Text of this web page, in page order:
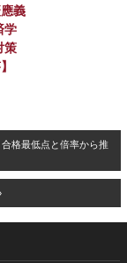
義
学
策
格最低点と倍率から推